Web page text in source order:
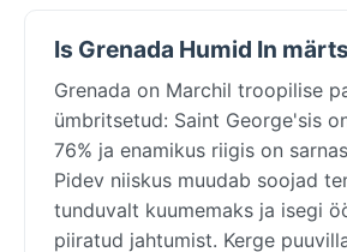
Is Grenada Humid In
Grenada on Marchil troopilise
ümbritsetud: Saint George'sis
76% ja enamikus riigis on
Pidev niiskus muudab soojad
tunduvalt kuumemaks ja isegi
piiratud jahtumist. Kerge